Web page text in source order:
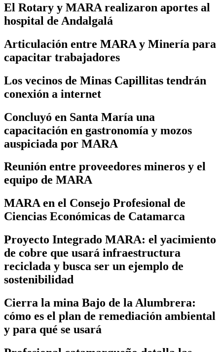
El Rotary y MARA realizaron aportes al
hospital de Andalgalá
Articulación entre MARA y Minería para
capacitar trabajadores
Los vecinos de Minas Capillitas tendrán
conexión a internet
Concluyó en Santa María una
capacitación en gastronomía y mozos
auspiciada por MARA
Reunión entre proveedores mineros y el
equipo de MARA
MARA en el Consejo Profesional de
Ciencias Económicas de Catamarca
Proyecto Integrado MARA: el yacimiento
de cobre que usará infraestructura
reciclada y busca ser un ejemplo de
sostenibilidad
Cierra la mina Bajo de la Alumbrera:
cómo es el plan de remediación ambiental
y para qué se usará